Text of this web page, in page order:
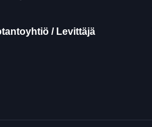
/ Levittäjä